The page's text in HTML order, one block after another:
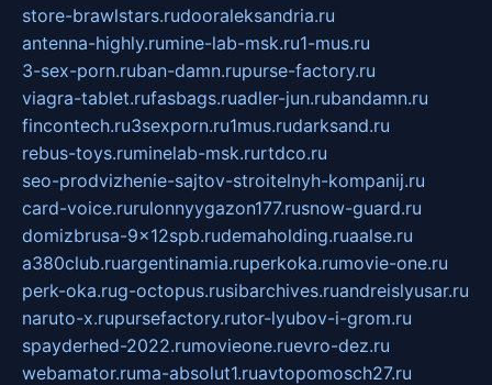
store-brawlstars.rudooraleksandria.ru
antenna-highly.rumine-lab-msk.ru1-mus.ru
3-sex-porn.ruban-damn.rupurse-factory.ru
viagra-tablet.rufasbags.ruadler-jun.rubandamn.ru
fincontech.ru3sexporn.ru1mus.rudarksand.ru
rebus-toys.ruminelab-msk.rurtdco.ru
seo-prodvizhenie-sajtov-stroitelnyh-kompanij.ru
card-voice.rurulonnyygazon177.rusnow-guard.ru
domizbrusa-9x12spb.rudemaholding.ruaalse.ru
a380club.ruargentinamia.ruperkoka.rumovie-one.ru
perk-oka.rug-octopus.rusibarchives.ruandreislyusar.ru
naruto-x.rupursefactory.rutor-lyubov-i-grom.ru
spayderhed-2022.rumovieone.ruevro-dez.ru
webamator.ruma-absolut1.ruavtopomosch27.ru